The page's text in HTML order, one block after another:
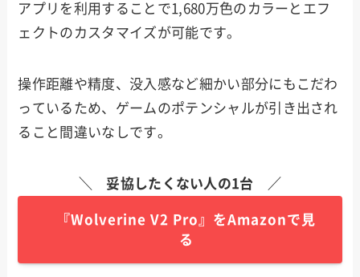
アプリを利用することで1,680万色のカラーとエフ
ェクトのカスタマイズが可能です。
操作距離や精度、没入感など細かい部分にもこだわ
っているため、ゲームのポテンシャルが引き出され
ること間違いなしです。
＼ 妥協したくない人の1台 ／
『Wolverine V2 Pro』をAmazonで見
る